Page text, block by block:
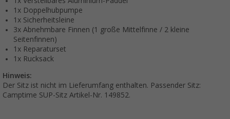
1x Doppelhubpumpe
1x Sicherheitsleine
3x Abnehmbare Finnen (1 große Mittelfinne / 2 kleine
Seitenfinnen)
1x Reparaturset
1x Rucksack
Hinweis:
Der Sitz ist nicht im Lieferumfang enthalten. Passender Sitz:
Camptime SUP-Sitz Artikel-Nr. 149852.